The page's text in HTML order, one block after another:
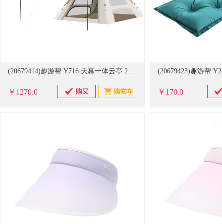
(20679414)趣游帮 Y716 天幕一体云亭 240*240*155cm 帐篷 米黄(单位：个)
￥1270.0 ￥170.0